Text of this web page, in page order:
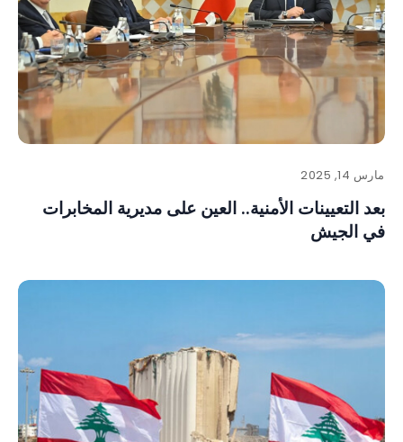
مارس 14, 2025
بعد التعيينات الأمنية.. العين على مديرية المخابرات
في الجيش